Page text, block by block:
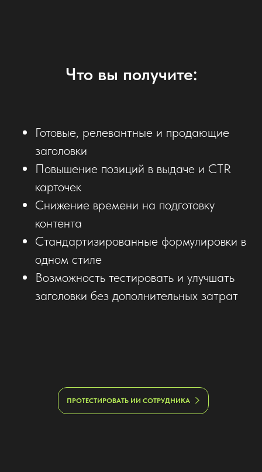
Что вы получите:
Готовые, релевантные и продающие
заголовки
Повышение позиций в выдаче и CTR
карточек
Снижение времени на подготовку
контента
Стандартизированные формулировки в
одном стиле
Возможность тестировать и улучшать
заголовки без дополнительных затрат
ПРОТЕСТИРОВАТЬ ИИ СОТРУДНИКА